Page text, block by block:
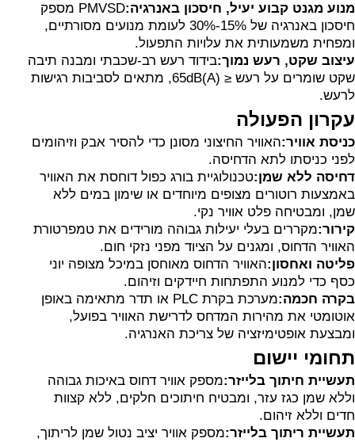
מנוע מגנט קבוע יעיל, חיסכון באנרגיה:
PMVSD מספק
חיסכון באנרגיה של 15%-30% לעומת מנועים מסורתיים,
ומפחית משמעותית את עלויות התפעול.
עיצוב שקט, רעש נמוך:בידוד רעש רב-שכבתי ומבנה תיבה
שקט שומרים על רעש ≤ 65dB(A), מתאים לסביבות רגישות
לרעש.
עקרון הפעולה
כניסת אוויר:האוויר החיצוני מסונן כדי להסיר אבק וזיהומים
לפני כניסתו לתא הדחיסה.
דחיסה ללא שמן:טכנולוגיית בורג כפול דוחסת את האוויר
באמצעות רוטורים מצופים מיוחדים או שימון במים ללא
שמן, ומבטיחה פלט אוויר נקי.
קירור:מקררים בעלי יעילות גבוהה מורידים את טמפרטורת
האוויר הדחוס, ומגנים על הציוד מפני נזקי חום.
פליטה ואחסון:האוויר הדחוס מאוחסן במיכל מצופה יוני
כסף כדי למנוע התפתחות חיידקים וזיהום.
בקרה חכמה:
מערכת בקרת PLC או תדר מתאימה באופן
אוטומטי את מהירות המדחס לדרישת האוויר בפועל,
ומבצעת אופטימיזציה של צריכת האנרגיה.
תחומי יישום
תעשיית חיתוך בלייזר:מספק אוויר דחוס באיכות גבוהה
וללא שמן כגז עזר, ומבטיח חיתוכים חלקים, ללא קצוות
חדים וללא זיהום.
תעשיית ריתוך בלייזר:מספק אוויר יציב נטול שמן לריתוך,